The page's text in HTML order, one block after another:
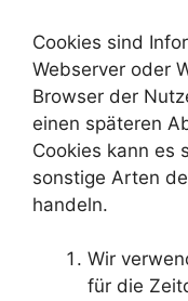
Cookies sind
Webserver oder
Browser der
einen späteren
Cookies kann es
sonstige Arten
handeln.
Wir
für die